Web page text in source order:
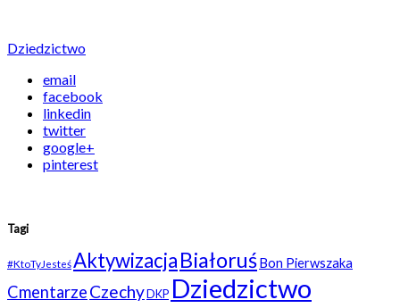
Dziedzictwo
email
facebook
linkedin
twitter
google+
pinterest
Tagi
#KtoTyJesteśAktywizacjaBiałoruśBon Pierwszaka
CmentarzeCzechyDKP Dziedzictwo